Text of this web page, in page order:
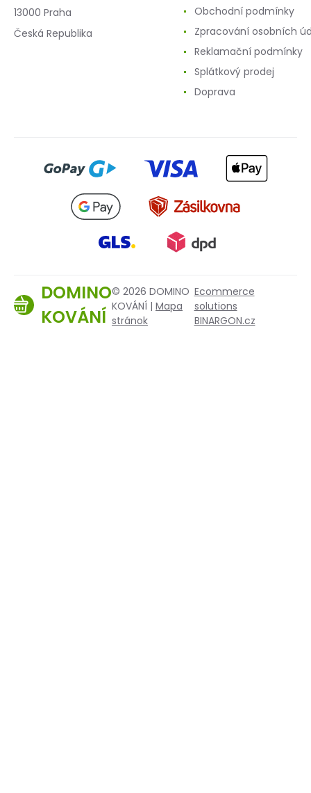
13000 Praha
Česká Republika
Obchodní podmínky
Zpracování osobních
Reklamační podmínky
Splátkový prodej
Doprava
DOMINO
KOVÁNÍ
© 2026 DOMINO
KOVÁNÍ | Mapa
stránok
Ecommerce
solutions
BINARGON.cz